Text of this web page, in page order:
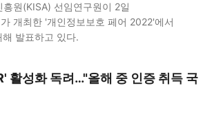
원(KISA) 선임연구원이 2일
개최한 '개인정보보호 페어 2022'에서
발표하고 있다.
활성화 독려…"올해 중 인증 취득 국